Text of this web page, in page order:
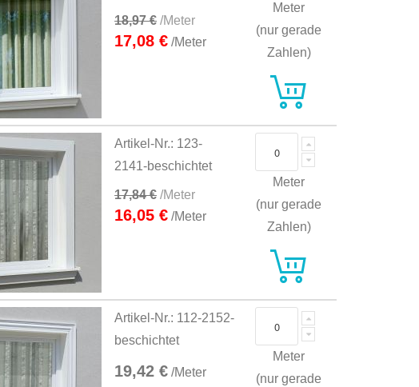
18,97 € /Meter
17,08 € /Meter
Meter
(nur gerade
Zahlen)
Artikel-Nr.: 123-
2141-beschichtet
17,84 € /Meter
16,05 € /Meter
Meter
(nur gerade
Zahlen)
Artikel-Nr.: 112-2152-
beschichtet
19,42 € /Meter
Meter
(nur gerade